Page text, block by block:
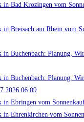
Bad Krozingen vom
Breisach am Rhein vom
Buchenbach: Planung,
Buchenbach: Planung,
06:09
Ebringen vom
Ehrenkirchen vom